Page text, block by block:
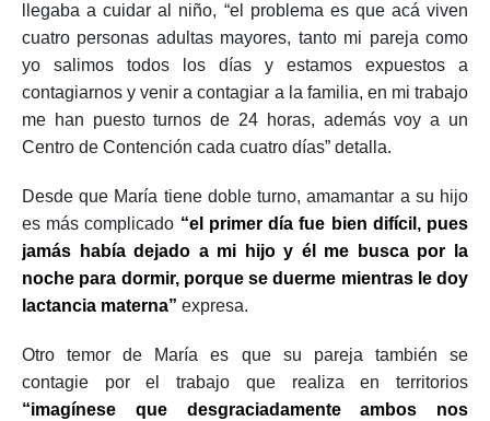
llegaba a cuidar al niño, “el problema es que acá viven
cuatro personas adultas mayores, tanto mi pareja como
yo salimos todos los días y estamos expuestos a
contagiarnos y venir a contagiar a la familia, en mi trabajo
me han puesto turnos de 24 horas, además voy a un
Centro de Contención cada cuatro días” detalla.
Desde que María tiene doble turno, amamantar a su hijo
es más complicado “el primer día fue bien difícil, pues
jamás había dejado a mi hijo y él me busca por la
noche para dormir, porque se duerme mientras le doy
lactancia materna” expresa.
Otro temor de María es que su pareja también se
contagie por el trabajo que realiza en territorios
“imagínese que desgraciadamente ambos nos